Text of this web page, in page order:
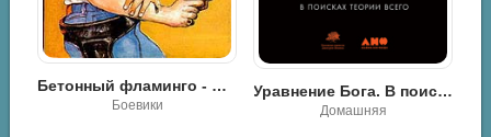
Wood-17
Wood-18
Wood-19
Бетонный фламинго - Чарльз Вильямс
Боевики
Уравнение Бога. В поисках теории всего - Митио Каку
Домашняя